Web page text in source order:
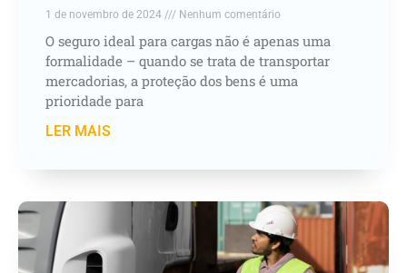
1 de novembro de 2024 Nenhum comentário
O seguro ideal para cargas não é apenas uma
formalidade – quando se trata de transportar
mercadorias, a proteção dos bens é uma
prioridade para
LER MAIS